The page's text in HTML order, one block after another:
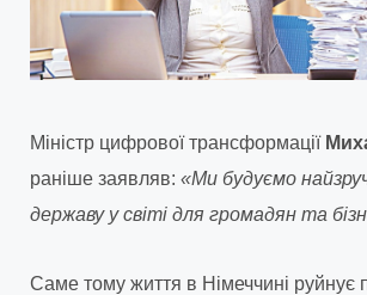
Міністр цифрової трансформації
раніше заявляв: «Ми будуємо
державу у світі для громадян та
Саме тому життя в Німеччині руйнує